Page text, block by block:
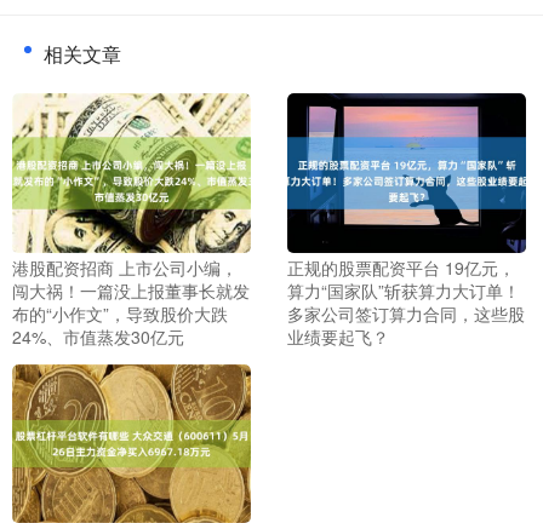
相关文章
港股配资招商 上市公司小编，
闯大祸！一篇没上报董事长就发
布的“小作文”，导致股价大跌
24%、市值蒸发30亿元
正规的股票配资平台 19亿元，
算力“国家队”斩获算力大订单！
多家公司签订算力合同，这些股
业绩要起飞？